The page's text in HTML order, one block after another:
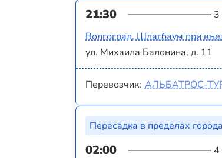
21:30 3
Волгоград, Шлагбаум при
ул. Михаила Балонина, д. 11
Перевозчик: АЛЬБАТРОС-
Пересадка в пределах города
02:00 4